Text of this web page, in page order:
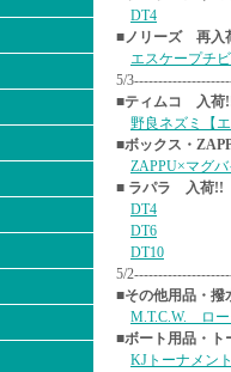
DT4
■ノリーズ 再入
エスケープチ
5/
■ティムコ 入荷
野良ネズミ【エ
■ボックス・
ZAPPU×マグ
■ ラパラ 入荷!!
DT4
DT6
DT10
5/
■その他用品・
M.T.C.W. ロー
■ボート用品・
KJトーナメン